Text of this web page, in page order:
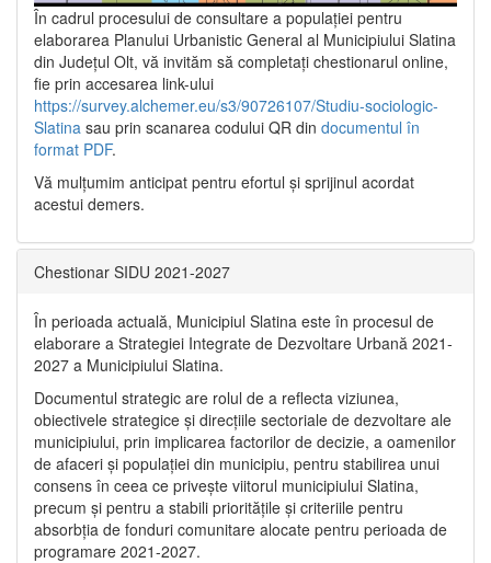
În cadrul procesului de consultare a populaţiei pentru
elaborarea Planului Urbanistic General al Municipiului Slatina
din Județul Olt, vă invităm să completați chestionarul online,
fie prin accesarea link-ului
https://survey.alchemer.eu/s3/90726107/Studiu-sociologic-
Slatina sau prin scanarea codului QR din documentul în
format PDF.
Vă mulţumim anticipat pentru efortul şi sprijinul acordat
acestui demers.
Chestionar SIDU 2021-2027
În perioada actuală, Municipiul Slatina este în procesul de
elaborare a Strategiei Integrate de Dezvoltare Urbană 2021‐
2027 a Municipiului Slatina.
Documentul strategic are rolul de a reflecta viziunea,
obiectivele strategice și direcțiile sectoriale de dezvoltare ale
municipiului, prin implicarea factorilor de decizie, a oamenilor
de afaceri și populației din municipiu, pentru stabilirea unui
consens în ceea ce privește viitorul municipiului Slatina,
precum și pentru a stabili prioritățile și criteriile pentru
absorbția de fonduri comunitare alocate pentru perioada de
programare 2021-2027.